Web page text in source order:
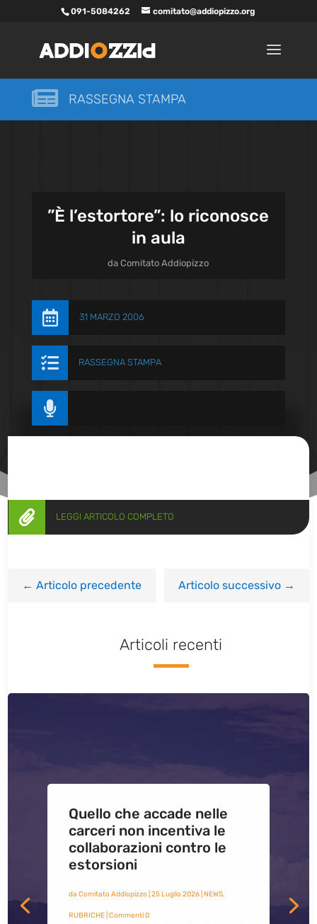
091-5084262 comitato@addiopizzo.org
 RASSEGNA STAMPA
”È l’estortore”: lo riconosce
in aula
daComitato Addiopizzo
 31 MARZO 2006
 RASSEGNA STAMPA

 LEGGI ARTICOLO COMPLETO
←Articolo precedente Articolo successivo→
Articoli recenti
Quello che accade nelle
carceri non incentiva le
collaborazioni contro le
estorsioni
da Comitato Addiopizzo| 25 Luglio 2026| NEWS,
RUBRICHE| Commenti 0